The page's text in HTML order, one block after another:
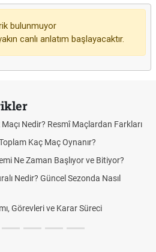
bulunmuyor
canlı anlatım başlayacaktır.
Maçı Nedir? Resmî Maçlardan Farkları
Kaç Maç Oynanır?
Ne Zaman Başlıyor ve Bitiyor?
Nedir? Güncel Sezonda Nasıl
Görevleri ve Karar Süreci